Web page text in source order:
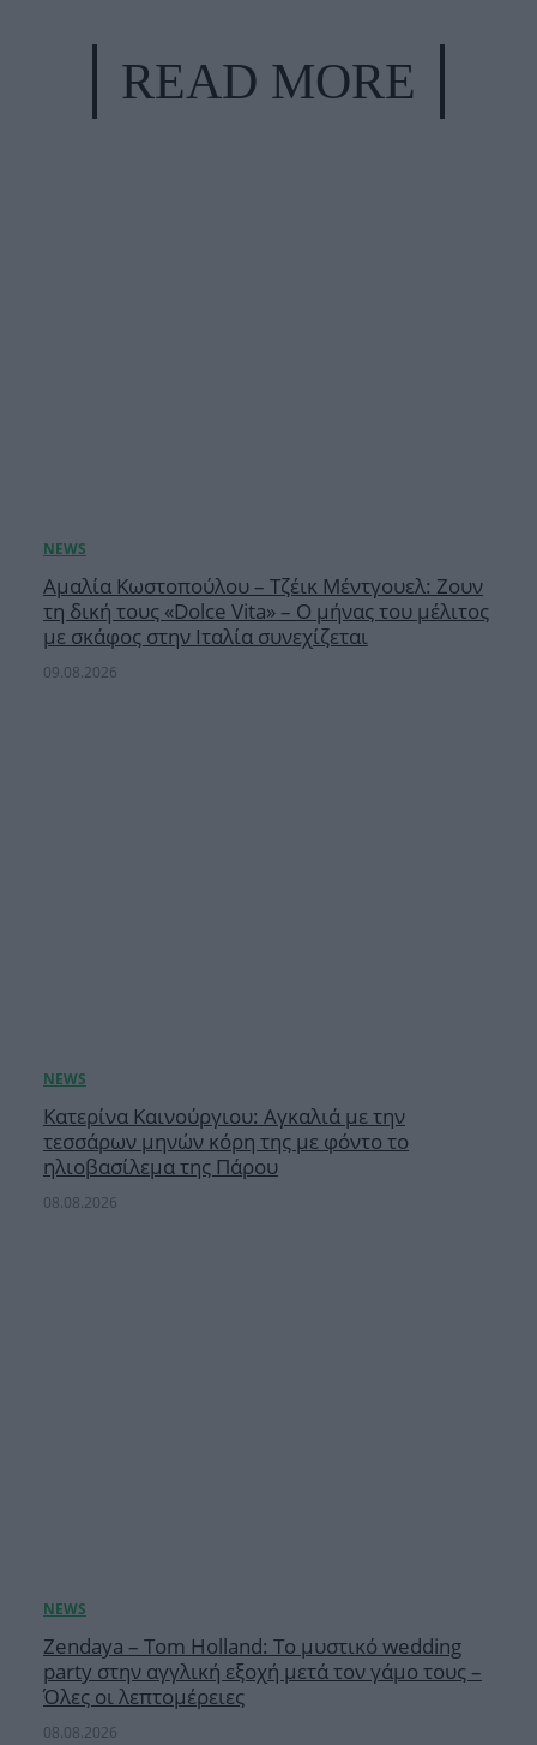
READ MORE
Αμαλία Κωστοπούλου – Τζέικ Μέντγουελ: Ζουν
τη δική τους «Dolce Vita» – Ο μήνας του μέλιτος
με σκάφος στην Ιταλία συνεχίζεται
09.08.2026
Κατερίνα Καινούργιου: Αγκαλιά με την
τεσσάρων μηνών κόρη της με φόντο το
ηλιοβασίλεμα της Πάρου
08.08.2026
Zendaya – Tom Holland: Το μυστικό wedding
party στην αγγλική εξοχή μετά τον γάμο τους –
Όλες οι λεπτομέρειες
08.08.2026